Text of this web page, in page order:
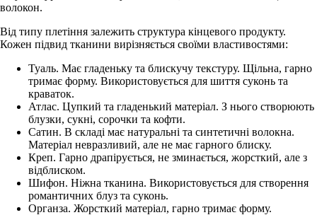
волокон.
Від типу плетіння залежить структура кінцевого продукту.
Кожен підвид тканини вирізняється своїми властивостями:
Туаль. Має гладеньку та блискучу текстуру. Щільна, гарно
тримає форму. Використовується для шиття суконь та
краваток.
Атлас. Цупкий та гладенький матеріал. З нього створюють
блузки, сукні, сорочки та кофти.
Сатин. В складі має натуральні та синтетичні волокна.
Матеріал невразливий, але не має гарного блиску.
Креп. Гарно драпірується, не зминається, жорсткий, але з
відблиском.
Шифон. Ніжна тканина. Використовується для створення
романтичних блуз та суконь.
Органза. Жорсткий матеріал, гарно тримає форму.